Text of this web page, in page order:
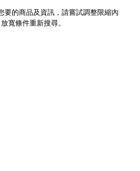
要的商品及資訊，請嘗試調整限縮內
寬條件重新搜尋。